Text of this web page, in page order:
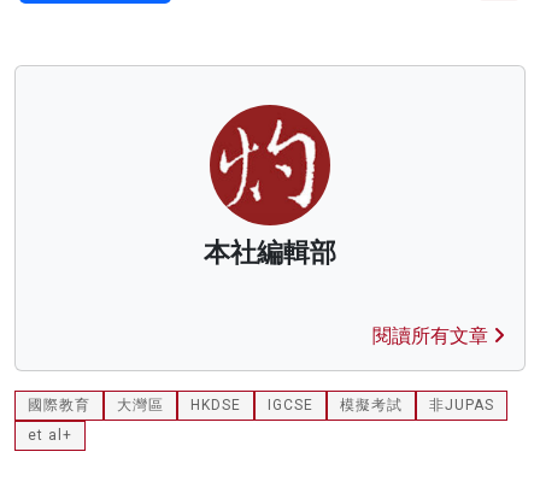
本社編輯部
閱讀所有文章
國際教育 大灣區 HKDSE IGCSE 模擬考試
非JUPAS
et al+